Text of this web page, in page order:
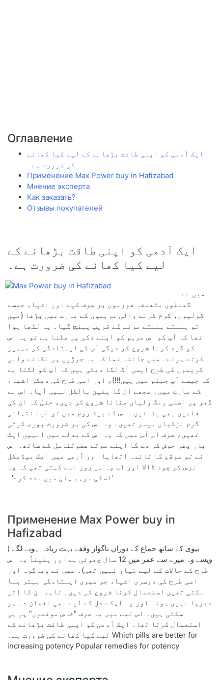
Оглавление
ایک آدمی کو اپنی طاقت بڑھانے کے لیے کیا کھانے
کی ضرورت ہے۔
Применение Max Power buy in Hafizabad
Мнение эксперта
Как заказать?
Отзывы покупателей
ایک آدمی کو اپنی طاقت بڑھانے کے
لیے کیا کھانے کی ضرورت ہے۔
گھنٹوں متعلقہ فورموں پر صرف کیے اور اشیاء جیسے
گولیوں، گرم کرنے والی مرہموں کے بارے میں پڑھا (میں
تو ہنستے ہنستے مرنے کے قریب پہنچ گیا۔ یہ لکھا ہوا
تھا کہ آپ کو اس مرہم کو اپنے ذکر پر ملنا ہے تو یہ اس
کو گرم کرنا شروع کر دیگی آپ کی ایستادگی کو مہمیز
کرتے ہوئے۔ میں جانتا تھا کہ یہ جوڑوں پر لگانے والی
کریموں کی طرح ایسی آگ لگا دیتی ہیں کہ آپ کو لگتا ہے
کہ جیسے آپ جہنم میں ہیں!!!)، اور اسی طرح کی دیگر اشیاء
کے بارے میں۔ مجھے ان کا یقین بالکل نہیں آیا۔ اس نے
گھر پر اصلی رنگ رلیاں منانا شروع کر دیں، حتیٰ کہ ان کی
فلمیں بھی بنائیں۔ اس کے بیڈ روم میں تو اب انتہائی
گرم لڑکیاں میسر تھیں۔ وہ اس کی ہر ضرورت پوری کرتی
تھیں، صرف اس آس میں کہ وہ اس کے بدلے میں انہیں ایک
بار پھر خوش کر دے گا اپنے موٹے عضوتناسل کے ساتھ۔ اس
نے تو موقع کا فائدہ اٹھایا اور آرمی میں ایک میڈیکل
نرس کو چود ڈالا اور اب وہ ہر روز اسے کہتی تھی کہ وہ
'اسکی مرہم پٹی میں مدد کرے'۔
Применение Max Power buy in
Hafizabad
بیوی کے ساتھ جماع کے دوران ناگوار وقفے بہت زیادہ ہونے لگے (
ویسے وہ میرے سے عمر میں 12 سال چھوٹی ہے اور یقیناً وہ اس
طرح کے حالات کے لیے تیار نہیں تھی)۔ میں نے ویاگرہ اور
اسی طرح کی دوسری اشیاء جو میری ایستادگی بہتر بنا
سکتی تھیں استعمال کرنا شروع کر دیں۔ تاہم ان کا اثر
دیرپا نہیں ہوتا اور وہ آپکے دل کے لیے بھی نقصان دہ ہو
سکتی ہیں۔ اس لیے میں یہ صرف "خاص موقعوں" پر ہی
استعمال کرتا تھا۔ ایک آدمی کو اپنی طاقت بڑھانے کے
لیے کیا کھانے کی ضرورت ہے۔ Which pills are better for
increasing potency Popular remedies for potency